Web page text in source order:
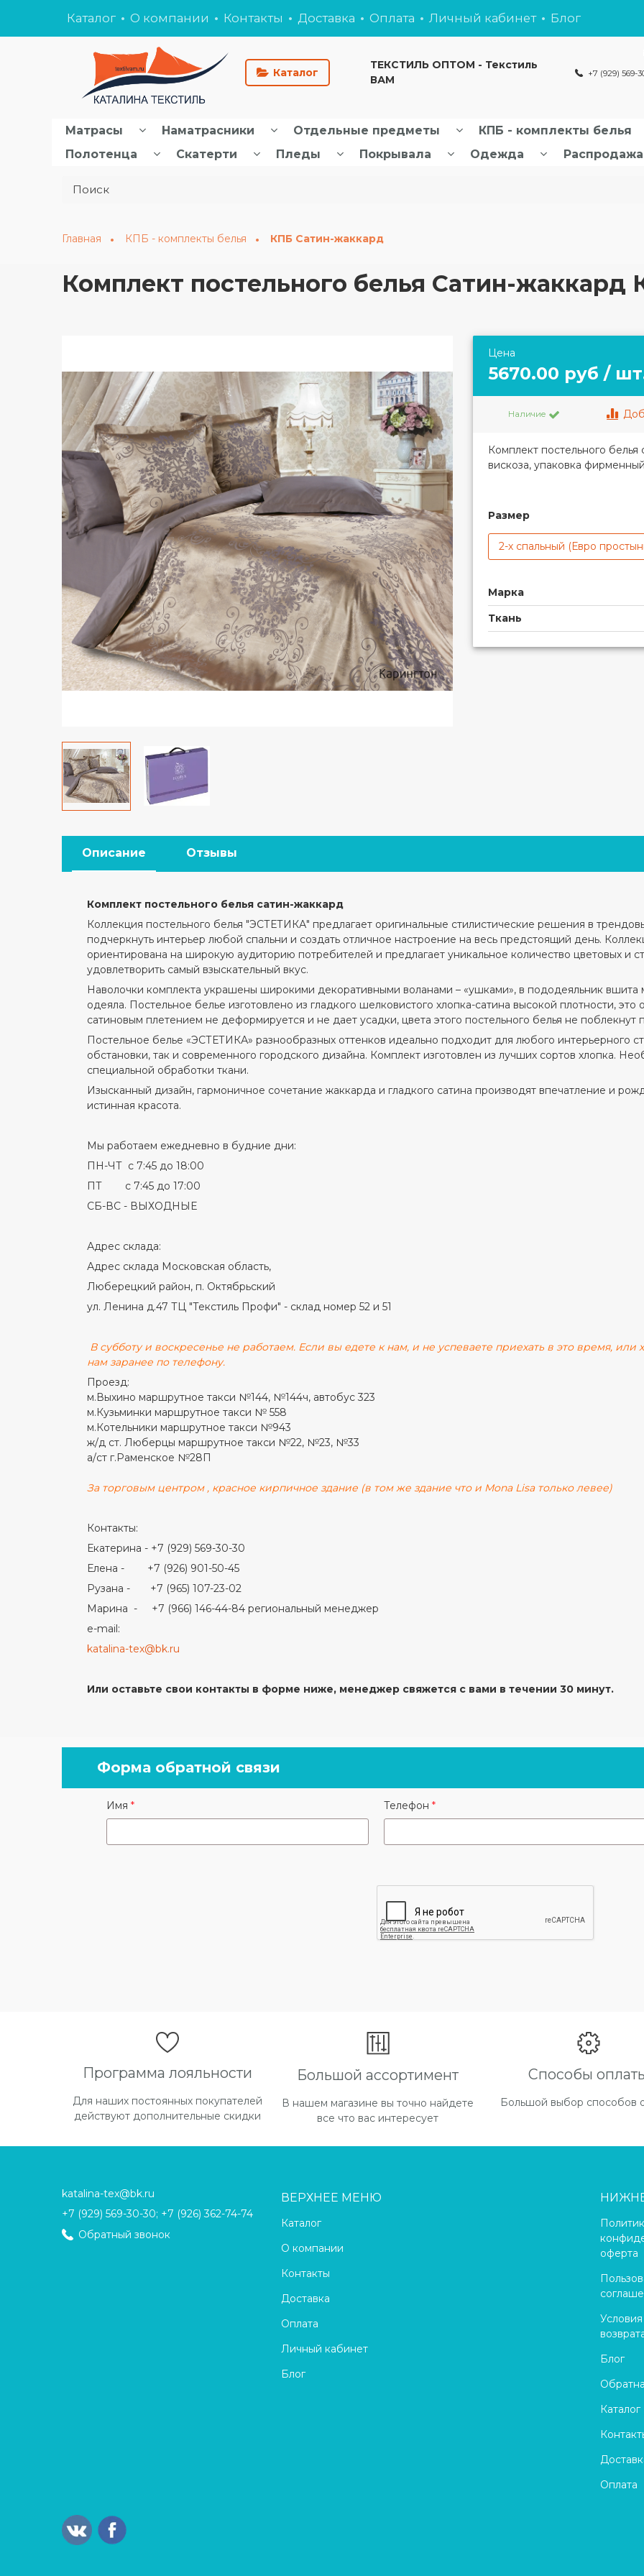
Каталог О компании Контакты Доставка Оплата Личный кабинет Блог
ТЕКСТИЛЬ ОПТОМ - Текстиль
ВАМ
Каталог
+7 (929) 569-
Матрасы Наматрасники Отдельные предметы КПБ - комплекты белья
Полотенца
Скатерти Пледы Покрывала Одежда Распродажа
Главная КПБ - комплекты белья КПБ Сатин-жаккард
Комплект постельного белья Сатин-жаккард
Цена
5670.00 руб /
Наличие
Комплект постельного белья
вискоза, упаковка
Размер
2-х спальный (Евро
Марка
Ткань
Описание Отзывы
Комплект постельного белья сатин-жаккард
Коллекция постельного белья "ЭСТЕТИКА" предлагает оригинальные стилистические решения в
подчеркнуть интерьер любой спальни и создать отличное настроение на весь предстоящий день.
ориентирована на широкую аудиторию потребителей и предлагает уникальное количество цветовых и
удовлетворить самый взыскательный вкус.
Наволочки комплекта украшены широкими декоративными воланами – «ушками», в пододеяльник вшита
одеяла. Постельное белье изготовлено из гладкого шелковистого хлопка-сатина высокой плотности,
сатиновым плетением не деформируется и не дает усадки, цвета этого постельного белья не поблекнут
Постельное белье «ЭСТЕТИКА» разнообразных оттенков идеально подходит для любого интерьерного
обстановки, так и современного городского дизайна. Комплект изготовлен из лучших сортов хлопка.
специальной обработки ткани.
Изысканный дизайн, гармоничное сочетание жаккарда и гладкого сатина производят впечатление и
истинная красота.
Мы работаем ежедневно в будние дни:
ПН-ЧТ с 7:45 до 18:00
ПТ с 7:45 до 17:00
СБ-ВС - ВЫХОДНЫЕ
Адрес склада:
Адрес склада Московская область,
Люберецкий район, п. Октябрьский
ул. Ленина д.47 ТЦ "Текстиль Профи" - склад номер 52 и 51
В субботу и воскресенье не работаем. Если вы едете к нам, и не успеваете приехать в это время, или
нам заранее по телефону.
Проезд:
м.Выхино маршрутное такси №144, №144ч, автобус 323
м.Кузьминки маршрутное такси № 558
м.Котельники маршрутное такси №943
ж/д ст. Люберцы маршрутное такси №22, №23, №33
а/ст г.Раменское №28П
За торговым центром , красное кирпичное здание (в том же здание что и Mona Lisa только левее)
Контакты:
Екатерина - +7 (929) 569-30-30
Елена - +7 (926) 901-50-45
Рузана - +7 (965) 107-23-02
Марина - +7 (966) 146-44-84 региональный менеджер
e-mail:
katalina-tex@bk.ru
Или оставьте свои контакты в форме ниже, менеджер свяжется с вами в течении 30 минут.
Форма обратной связи
Имя Телефон
Программа лояльности
Для наших постоянных покупателей
действуют дополнительные скидки
Большой ассортимент
В нашем магазине вы точно найдете
все что вас интересует
Способы
Большой выбор способов
katalina-tex@bk.ru
+7 (929) 569-30-30; +7 (926) 362-74-74
Обратный звонок
ВЕРХНЕЕ МЕНЮ
Каталог
О компании
Контакты
Доставка
Оплата
Личный кабинет
Блог
оферта
Блог
Каталог
Оплата